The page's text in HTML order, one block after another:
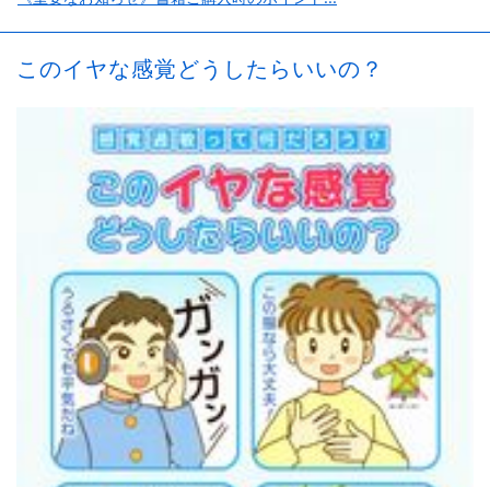
お知らせ
2021.10.30
2026.7.1
2026年6月の売上ベスト5...
2021.10.31
《重要なお知らせ》書籍ご購入時のポイント...
2021.10.30
メルマガ会員さま募集中！...
お知らせ
2021.10.30
ホームページをリニューアルしました。...
このイヤな感覚どうしたらいいの？